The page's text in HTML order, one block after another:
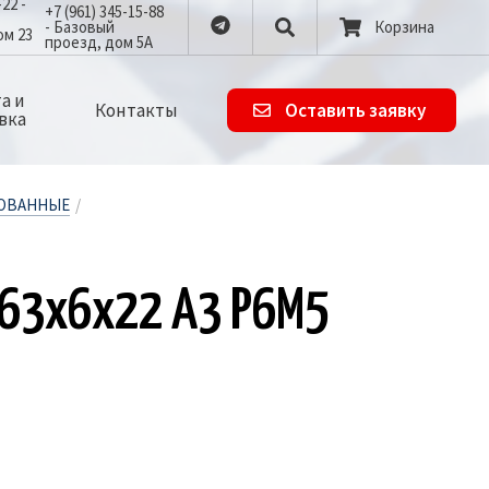
23
+7 (961) 345-15-88
- Базовый
проезд, дом 5А
Корзина
и Контакты Оставить заявку
/
А3 Р6М5